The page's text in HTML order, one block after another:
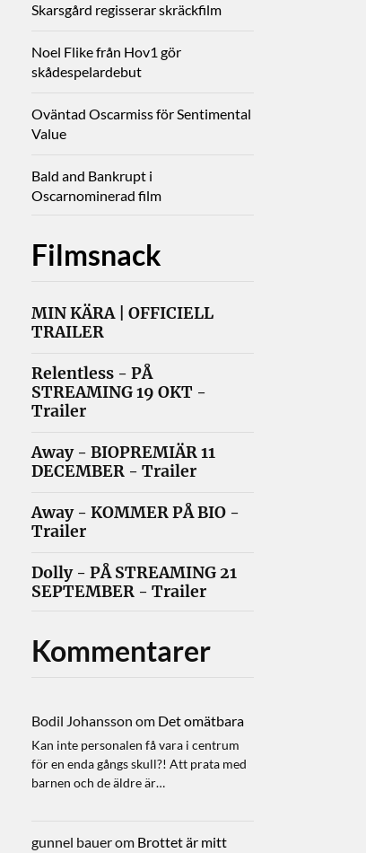
Skarsgård regisserar skräckfilm
Noel Flike från Hov1 gör
skådespelardebut
Oväntad Oscarmiss för Sentimental
Value
Bald and Bankrupt i
Oscarnominerad film
Filmsnack
MIN KÄRA | OFFICIELL
TRAILER
Relentless - PÅ
STREAMING 19 OKT -
Trailer
Away - BIOPREMIÄR 11
DECEMBER - Trailer
Away - KOMMER PÅ BIO -
Trailer
Dolly - PÅ STREAMING 21
SEPTEMBER - Trailer
Kommentarer
Bodil Johansson om Det omätbara
Kan inte personalen få vara i centrum
för en enda gångs skull?! Att prata med
barnen och de äldre är…
gunnel bauerom Brottet är mitt